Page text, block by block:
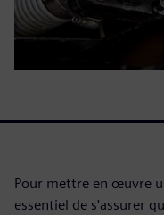
Pour mettre en œuvre
essentiel de s'assurer